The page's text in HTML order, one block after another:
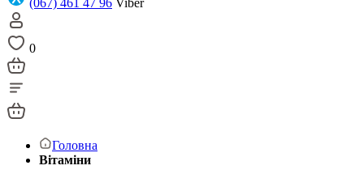
(067) 461 47 96 Viber
0
Головна
Вітаміни